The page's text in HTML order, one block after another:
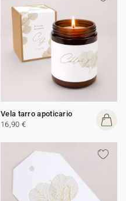
Vela tarro apoticario
16,90 €